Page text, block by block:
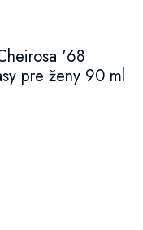
'68
pre ženy 90 ml